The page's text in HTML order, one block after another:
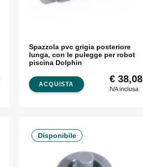
Spazzola pvc grigia posteriore
lunga, con le pulegge per robot
piscina Dolphin
ACQUISTA €38,08
IVA inclusa
Disponibile